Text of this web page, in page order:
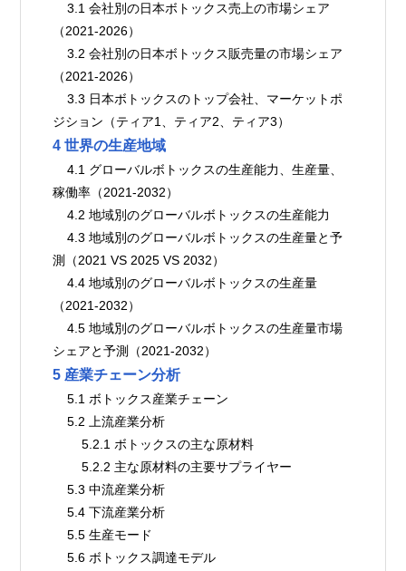
    3.1 会社別の日本ボトックス売上の市場シェア
（2021-2026）
    3.2 会社別の日本ボトックス販売量の市場シェア
（2021-2026）
    3.3 日本ボトックスのトップ会社、マーケットポ
ジション（ティア1、ティア2、ティア3）
4 世界の生産地域
    4.1 グローバルボトックスの生産能力、生産量、
稼働率（2021-2032）
    4.2 地域別のグローバルボトックスの生産能力
    4.3 地域別のグローバルボトックスの生産量と予
測（2021 VS 2025 VS 2032）
    4.4 地域別のグローバルボトックスの生産量
（2021-2032）
    4.5 地域別のグローバルボトックスの生産量市場
シェアと予測（2021-2032）
5 産業チェーン分析
    5.1 ボトックス産業チェーン
    5.2 上流産業分析
        5.2.1 ボトックスの主な原材料
        5.2.2 主な原材料の主要サプライヤー
    5.3 中流産業分析
    5.4 下流産業分析
    5.5 生産モード
    5.6 ボトックス調達モデル